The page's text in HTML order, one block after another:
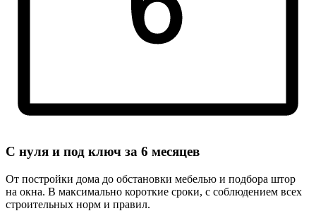
С нуля и под ключ за 6 месяцев
От постройки дома до обстановки мебелью и подбора штор
на окна. В максимально короткие сроки, с соблюдением всех
строительных норм и правил.